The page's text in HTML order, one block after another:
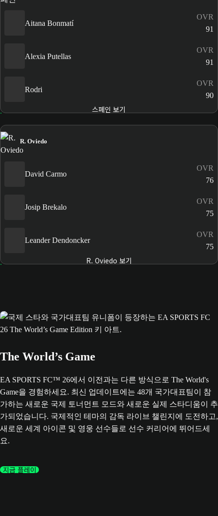
Aitana Bonmatí
OVR
91
Alexia Putellas
OVR
91
Rodri
OVR
90
스페인 보기
R. Oviedo
David Carmo
OVR
76
Josip Brekalo
OVR
75
Leander Dendoncker
OVR
75
R. Oviedo 보기
The World’s Game
EA SPORTS FC™ 26에서 이전과는 다른 방식으로 The World's
Game을 경험하세요. 최신 업데이트에는 48개 국가대표팀이 참
가하는 새로운 국제 토너먼트 모드와 새로운 실제 스타디움이 추
가되었습니다. 국제적인 테마의 감독 라이브 챌린지에 도전하고,
새로운 세계 아이콘 및 영웅 선수들로 선수 커리어에 뛰어드세
요.
지금 플레이